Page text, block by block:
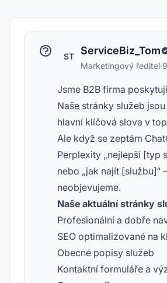
ST ServiceBiz_Tom
Marketingový ředitel·
Jsme B2B firma
Naše stránky služeb
hlavní klíčová slova v
Ale když se zeptám
Perplexity „nejlepší [typ
nebo „jak najít [službu]“
neobjevujeme.
Naše aktuální stránky
Profesionální a dobře
SEO optimalizované na
Obecné popisy služeb
Kontaktní formuláře a